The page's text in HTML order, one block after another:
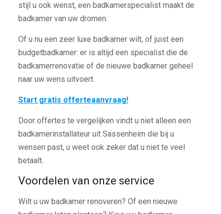
stijl u ook wenst, een badkamerspecialist maakt de
badkamer van uw dromen.
Of u nu een zeer luxe badkamer wilt, of juist een
budgetbadkamer: er is altijd een specialist die de
badkamerrenovatie of de nieuwe badkamer geheel
naar uw wens uitvoert.
Start gratis offerteaanvraag!
Door offertes te vergelijken vindt u niet alleen een
badkamerinstallateur uit Sassenheim die bij u
wensen past, u weet ook zeker dat u niet te veel
betaalt.
Voordelen van onze service
Wilt u uw badkamer renoveren? Of een nieuwe